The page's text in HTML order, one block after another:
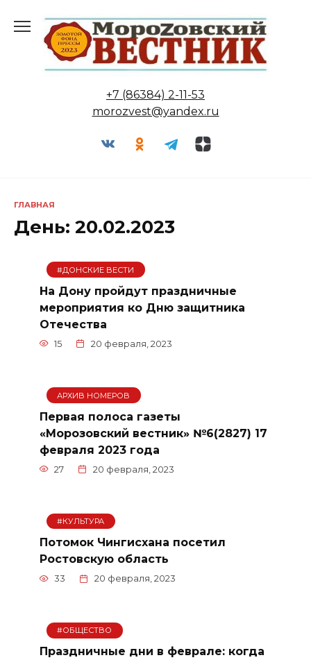
содержанию
+7 (86384) 2-11-53
morozvest@yandex.ru
ГЛАВНАЯ
День: 20.02.2023
#ДОНСКИЕ ВЕСТИ
На Дону пройдут праздничные
мероприятия ко Дню защитника
Отечества
15 20 февраля, 2023
АРХИВ НОМЕРОВ
Первая полоса газеты
«Морозовский вестник» №6(2827) 17
февраля 2023 года
27 20 февраля, 2023
#КУЛЬТУРА
Потомок Чингисхана посетил
Ростовскую область
33 20 февраля, 2023
#ОБЩЕСТВО
Праздничные дни в феврале: когда